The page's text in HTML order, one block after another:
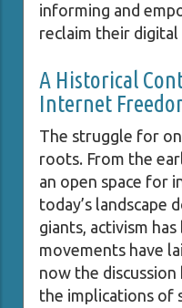
informing and
reclaim their
A Historical
Internet
The struggle for
roots. From the
an open space for
today’s landscape
giants, activism
movements have
now the
the implications of